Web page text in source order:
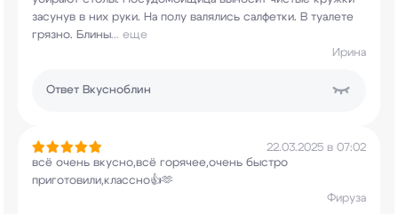
засунув в них руки. На полу валялись салфетки. В туалете
грязно. Блины... еще
Ирина
Ответ Вкусноблин
22.03.2025 в 07:02
всё очень вкусно,всё горячее,очень быстро
приготовили,классно👍🫶
Фируза